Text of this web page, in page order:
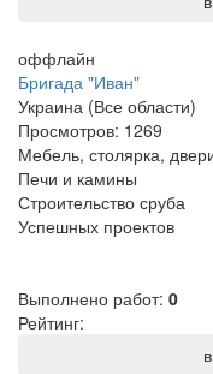
оффлайн
Бригада "Иван"
Украина (Все области)
Просмотров: 1269
Мебель, столярка,
Печи и камины
Строительство сруба
Успешных проектов
Выполнено работ: 0
Рейтинг: